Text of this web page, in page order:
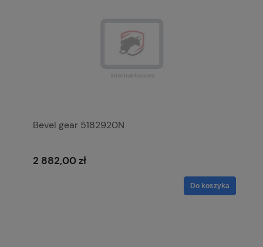
Bevel gear 5182920N
2 882,00 zł
Do koszyka